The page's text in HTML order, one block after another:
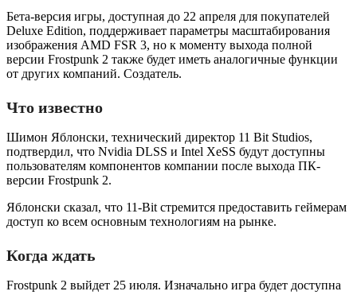
Бета-версия игры, доступная до 22 апреля для покупателей
Deluxe Edition, поддерживает параметры масштабирования
изображения AMD FSR 3, но к моменту выхода полной
версии Frostpunk 2 также будет иметь аналогичные функции
от других компаний. Создатель.
Что известно
Шимон Яблонски, технический директор 11 Bit Studios,
подтвердил, что Nvidia DLSS и Intel XeSS будут доступны
пользователям компонентов компании после выхода ПК-
версии Frostpunk 2.
Яблонски сказал, что 11-Bit стремится предоставить геймерам
доступ ко всем основным технологиям на рынке.
Когда ждать
Frostpunk 2 выйдет 25 июля. Изначально игра будет доступна